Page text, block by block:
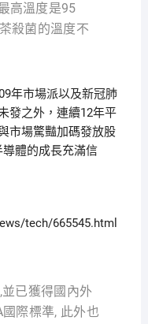
高溫度是95
殺菌的溫度不
年市場派以及新冠肺
發之外，連續12年平
市場驚豔加碼發放股
體的成長充滿信
tech/665545.html
已獲得國內外
際標準, 此外也